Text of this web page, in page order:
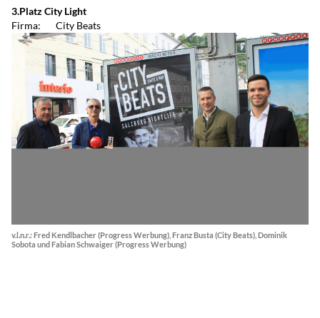
3.Platz City Light
Firma: City Beats
v.l.n.r.: Fred Kendlbacher (Progress Werbung), Franz Busta (City Beats), Dominik
Sobota und Fabian Schwaiger (Progress Werbung)